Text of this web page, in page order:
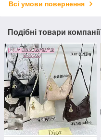
Всі умови повернення
Подібні товари компанії